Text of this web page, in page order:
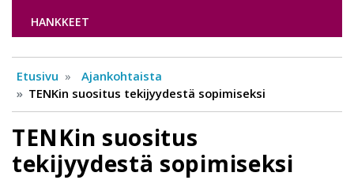
HANKKEET
Etusivu
Ajankohtaista
TENKin suositus tekijyydestä sopimiseksi
TENKin suositus
tekijyydestä sopimiseksi